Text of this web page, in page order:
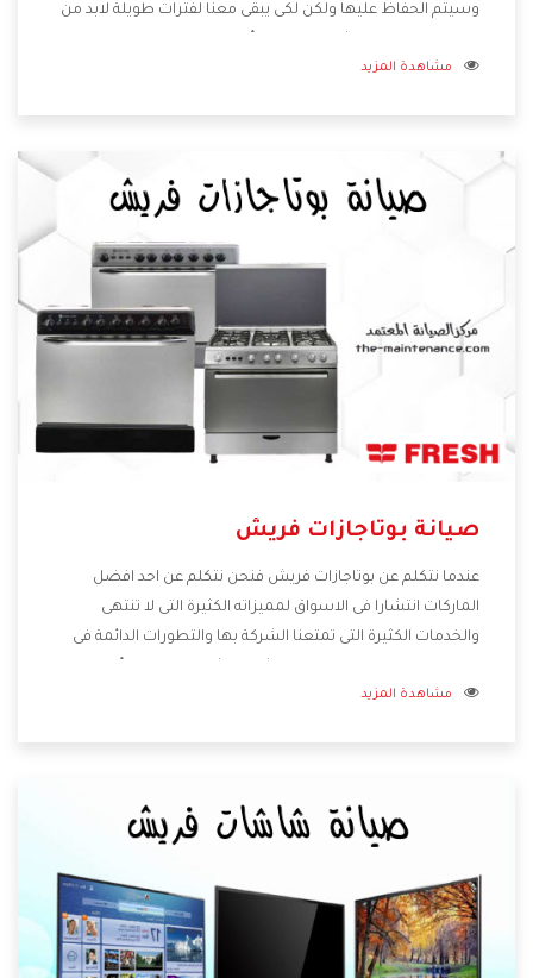
وسيتم الحفاظ عليها ولكن لكى يبقى معنا لفترات طويلة لابد من
بدقة وكفاءة عالية ليكون اكثر تميز وتمتعنا الشركة بتوفير أفضل
مشاهدة المزيد
صيانة بوتاجازات فريش
عندما نتكلم عن بوتاجازات فريش فنحن نتكلم عن احد افضل
الماركات انتشارا فى الاسواق لمميزاته الكثيرة التى لا تنتهى
والخدمات الكثيرة التى تمتعنا الشركة بها والتطورات الدائمة فى
تختلف اسعارها لكى تستطيع اختيار الافضل لها وسنوضح لكم
مشاهدة المزيد